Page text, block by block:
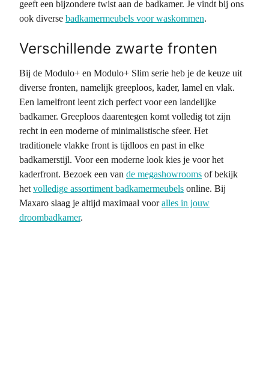
geeft een bijzondere twist aan de badkamer. Je vindt bij ons
ook diverse badkamermeubels voor waskommen.
Verschillende zwarte fronten
Bij de Modulo+ en Modulo+ Slim serie heb je de keuze uit
diverse fronten, namelijk greeploos, kader, lamel en vlak.
Een lamelfront leent zich perfect voor een landelijke
badkamer. Greeploos daarentegen komt volledig tot zijn
recht in een moderne of minimalistische sfeer. Het
traditionele vlakke front is tijdloos en past in elke
badkamerstijl. Voor een moderne look kies je voor het
kaderfront. Bezoek een van de megashowrooms of bekijk
het volledige assortiment badkamermeubels online. Bij
Maxaro slaag je altijd maximaal vooralles in jouw
droombadkamer.